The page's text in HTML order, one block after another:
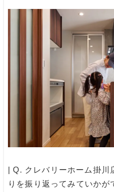
| Q. クレバリーホーム掛川
りを振り返ってみていかが